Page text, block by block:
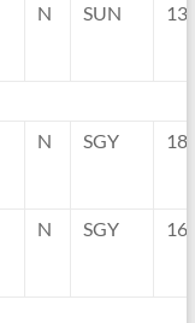
N SUN
N SGY
N SGY